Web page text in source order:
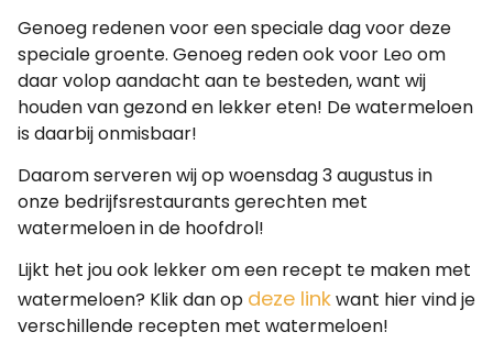
Genoeg redenen voor een speciale dag voor deze
speciale groente. Genoeg reden ook voor Leo om
daar volop aandacht aan te besteden, want wij
houden van gezond en lekker eten! De watermeloen
is daarbij onmisbaar!
Daarom serveren wij op woensdag 3 augustus in
onze bedrijfsrestaurants gerechten met
watermeloen in de hoofdrol!
Lijkt het jou ook lekker om een recept te maken met
watermeloen? Klik dan op deze linkwant hier vind je
verschillende recepten met watermeloen!